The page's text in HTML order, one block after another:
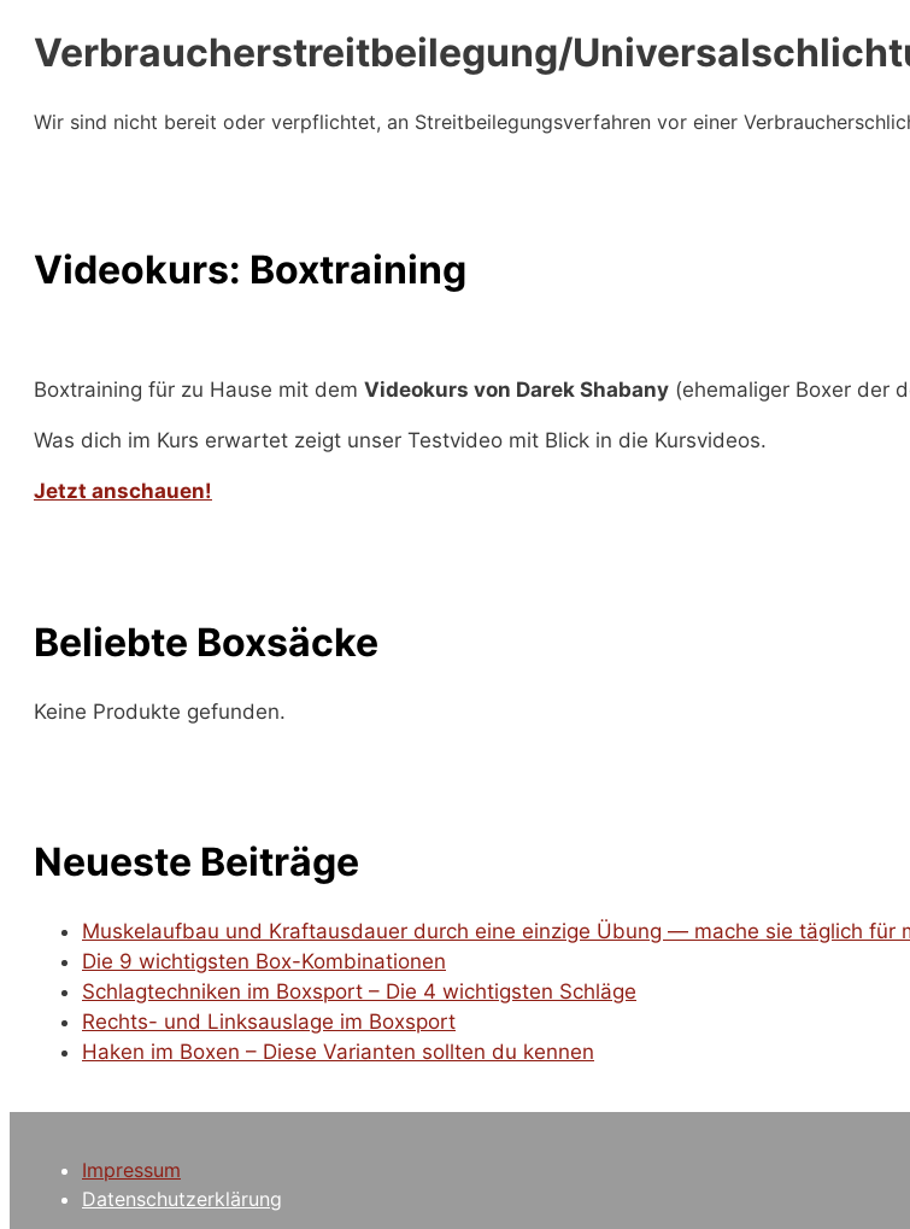
Verbraucher­streit­beilegung/
Wir sind nicht bereit oder verpflichtet, an Streitbeilegungsverfahren vor einer
Videokurs: Boxtraining
Boxtraining für zu Hause mit dem Videokurs von Darek Shabany (ehemaliger Boxer der
Was dich im Kurs erwartet zeigt unser Testvideo mit Blick in die Kursvideos.
Jetzt anschauen!
Beliebte Boxsäcke
Keine Produkte gefunden.
Neueste Beiträge
Muskelaufbau und Kraftausdauer durch eine einzige Übung — mache sie täglich für
Die 9 wichtigsten Box-Kombinationen
Schlagtechniken im Boxsport – Die 4 wichtigsten Schläge
Rechts- und Linksauslage im Boxsport
Haken im Boxen – Diese Varianten sollten du kennen
Impressum
Datenschutzerklärung